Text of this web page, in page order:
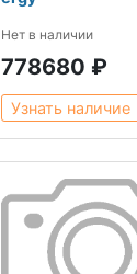
Нет в наличии
778680 ₽
Узнать наличие